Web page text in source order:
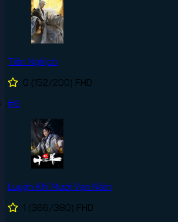
Tiên Nghịch
0 (152/200) FHD
#6
Luyện Khí Mười Vạn Năm
1 (366/380) FHD